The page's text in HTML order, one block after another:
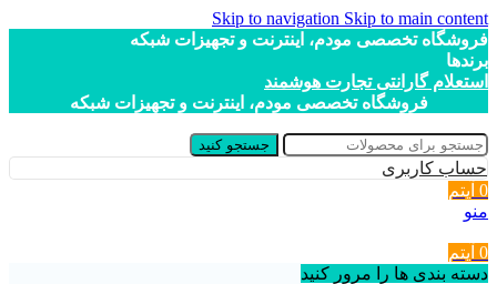
Skip to navigation Skip to main content
فروشگاه تخصصی مودم، اینترنت و تجهیزات شبکه
برندها
استعلام گارانتی تجارت هوشمند
فروشگاه تخصصی مودم، اینترنت و تجهیزات شبکه
جستجو کنید
حساب کاربری
0 آیتم
منو
0 آیتم
دسته بندی ها را مرور کنید